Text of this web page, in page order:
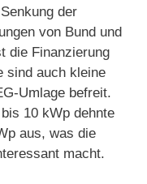
der
von Bund und
die Finanzierung
sind auch kleine
Umlage befreit.
10 kWp dehnte
aus, was die
macht.